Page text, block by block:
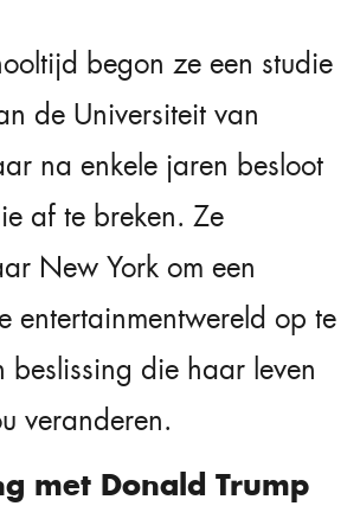
begon ze een studie
de Universiteit van
na enkele jaren besloot
af te breken. Ze
New York om een
entertainmentwereld op te
beslissing die haar leven
veranderen.
met Donald Trump